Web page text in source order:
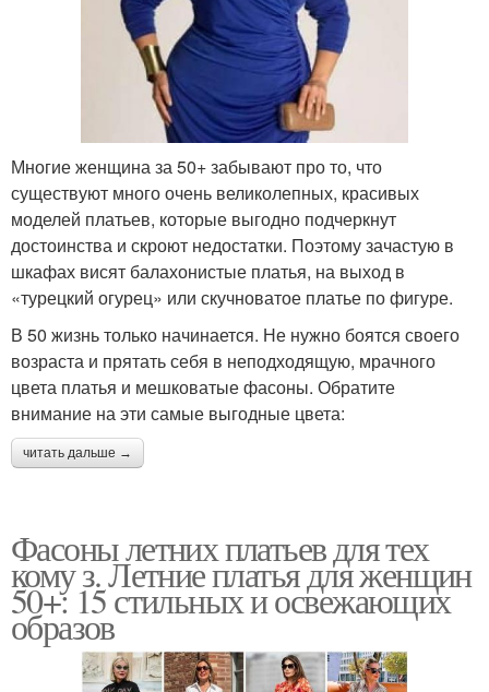
Многие женщина за 50+ забывают про то, что
существуют много очень великолепных, красивых
моделей платьев, которые выгодно подчеркнут
достоинства и скроют недостатки. Поэтому зачастую в
шкафах висят балахонистые платья, на выход в
«турецкий огурец» или скучноватое платье по фигуре.
В 50 жизнь только начинается. Не нужно боятся своего
возраста и прятать себя в неподходящую, мрачного
цвета платья и мешковатые фасоны. Обратите
внимание на эти самые выгодные цвета:
читать дальше →
Фасоны летних платьев для тех
кому з. Летние платья для женщин
50+: 15 стильных и освежающих
образов